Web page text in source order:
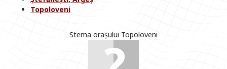
Topoloveni
Stema orașului Topoloveni